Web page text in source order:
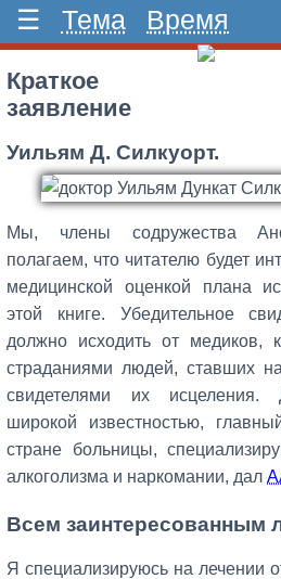
☰ Тема Время
Краткое
заявление
Уильям Д. Силкуорт.
Мы, члены cодружества
полагаем, что читателю будет
медицинской оценкой плана
этой книге. Убедительное
должно исходить от медиков,
страданиями людей, ставших
свидетелями их исцеления.
широкой известностью,
стране больницы,
алкоголизма и наркомании, дал
Всем заинтересованным
Я специализируюсь на лечении